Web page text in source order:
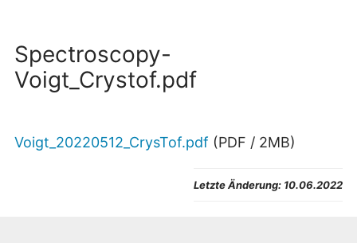
Spectroscopy-
Voigt_Crystof.pdf
Voigt_20220512_CrysTof.pdf (PDF / 2MB)
Letzte Änderung: 10.06.2022